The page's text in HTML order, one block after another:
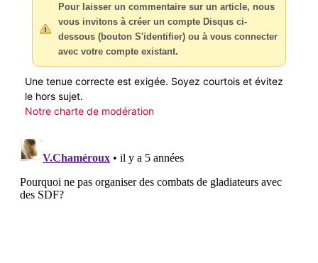
Pour laisser un commentaire sur un article, nous
vous invitons à créer un compte Disqus ci-
dessous (bouton S'identifier) ou à vous connecter
avec votre compte existant.
Une tenue correcte est exigée. Soyez courtois et évitez
le hors sujet.
Notre charte de modération